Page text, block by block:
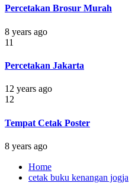
Percetakan Brosur Murah
8 years ago
11
Percetakan Jakarta
12 years ago
12
Tempat Cetak Poster
8 years ago
Home
cetak buku kenangan jogja